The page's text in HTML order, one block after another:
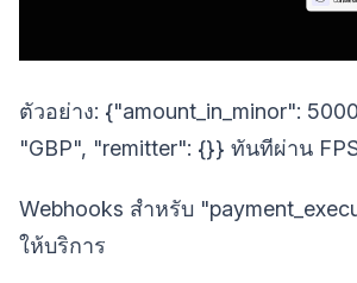
ตัวอย่าง: {"amount_in_minor":
"GBP", "remitter": {}} ทันทีผ่าน
Webhooks สำหรับ
ให้บริการ